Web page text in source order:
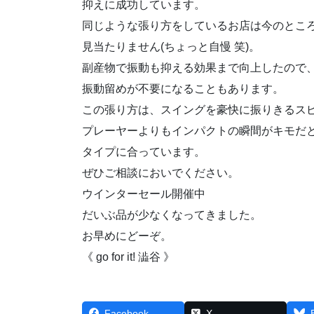
抑えに成功しています。
同じような張り方をしているお店は今のとこ
見当たりません(ちょっと自慢 笑)。
副産物で振動も抑える効果まで向上したので、
振動留めが不要になることもあります。
この張り方は、スイングを豪快に振りきるス
プレーヤーよりもインパクトの瞬間がキモだ
タイプに合っています。
ぜひご相談においでください。
ウインターセール開催中
だいぶ品が少なくなってきました。
お早めにどーぞ。
《 go for it! 澁谷 》